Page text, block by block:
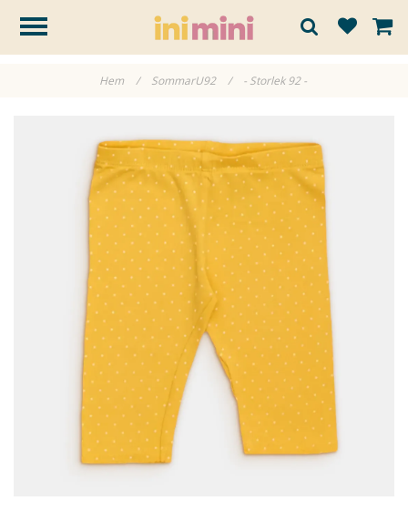
Hem / SommarU92 / - Storlek 92 -